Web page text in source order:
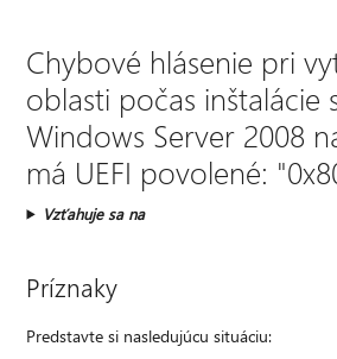
Chybové hlásenie pri
oblasti počas inštalácie
Windows Server 2008
má UEFI povolené:
Vzťahuje sa na
Príznaky
Predstavte si nasledujúcu situáciu: